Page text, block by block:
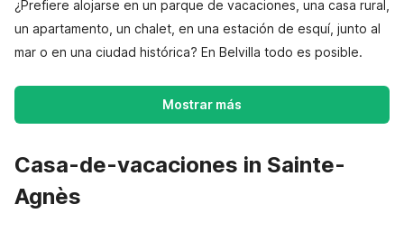
¿Prefiere alojarse en un parque de vacaciones, una casa rural,
un apartamento, un chalet, en una estación de esquí, junto al
mar o en una ciudad histórica? En Belvilla todo es posible.
Mostrar más
Casa-de-vacaciones in Sainte-
Agnès